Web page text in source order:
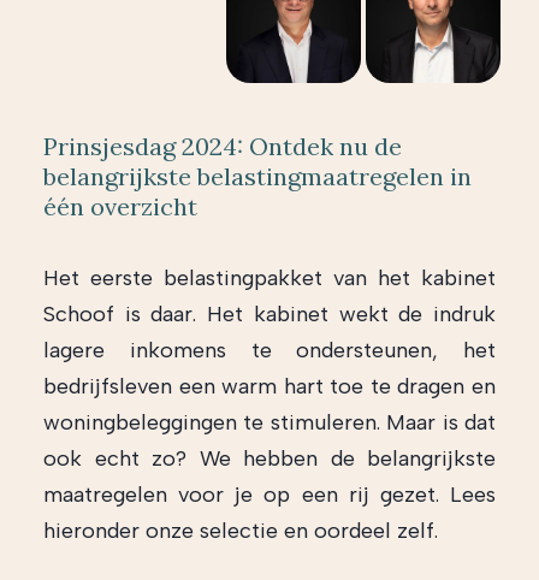
Prinsjesdag 2024: Ontdek nu de
belangrijkste belastingmaatregelen in
één overzicht
Het eerste belastingpakket van het kabinet
Schoof is daar. Het kabinet wekt de indruk
lagere inkomens te ondersteunen, het
bedrijfsleven een warm hart toe te dragen en
woningbeleggingen te stimuleren. Maar is dat
ook echt zo? We hebben de belangrijkste
maatregelen voor je op een rij gezet. Lees
hieronder onze selectie en oordeel zelf.